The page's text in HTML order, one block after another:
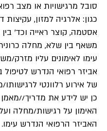
סובל מרגישויות או מצב
כגון: אלרגיה למזון, עקיצות
אסטמה, קוצר ראייה וכד'
משאף בין שלא, מחלה
עימו לאימונים עליו מזרק/
אביזר רפואי הנדרש
של אירוע רלוונטי
כן יש לידע את מדריך//מאמן
האימון על רגישות/מחלה
האביזר הרפואי הנדרש עימו.